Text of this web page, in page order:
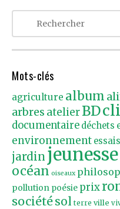
Mots-clés
agriculture album
arbres atelierBD
documentaire déchets
environnement essais
jardin jeunesse
océan oiseaux
pollution poésie prix
sociétésol terre ville